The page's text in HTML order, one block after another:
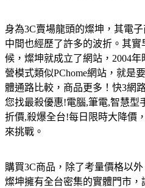
身為3C賣場龍頭的燦坤，其電
中間也經歷了許多的波折。其
候，燦坤就成立了網站，2004
營模式類似PChome網站，就是
體通路比較，商品更多！快3網
您找最殺優惠!電腦,筆電,智慧型
折價,殺爆全台!每日限時大降價
來挑戰。
購買3C商品，除了考量價格以
燦坤擁有全台密集的實體門市